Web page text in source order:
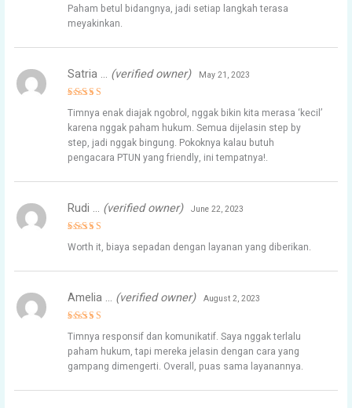
out of 5
Paham betul bidangnya, jadi setiap langkah terasa
meyakinkan.
out of 5
Satria … (verified owner) May 21, 2023
Timnya enak diajak ngobrol, nggak bikin kita merasa ‘kecil’
karena nggak paham hukum. Semua dijelasin step by
step, jadi nggak bingung. Pokoknya kalau butuh
pengacara PTUN yang friendly, ini tempatnya!.
Rated
4
out of 5
Rudi … (verified owner) June 22, 2023
Worth it, biaya sepadan dengan layanan yang diberikan.
out of 5
Amelia … (verified owner) August 2, 2023
Timnya responsif dan komunikatif. Saya nggak terlalu
paham hukum, tapi mereka jelasin dengan cara yang
gampang dimengerti. Overall, puas sama layanannya.